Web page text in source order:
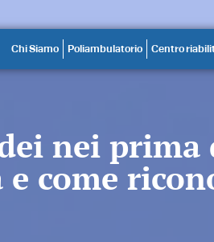
Chi Siamo Poliambulatorio Centro
nei prima
come